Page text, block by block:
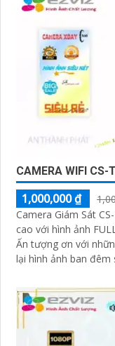
CAMERA WIFI CS-
1,000,000 ₫
Camera Giám Sát
cao với hình ảnh
Ấn tượng ơn với
lại hình ảnh ban